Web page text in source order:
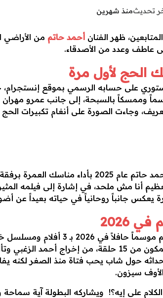
تحديثمنذ شهرين
ظهر الفنان أحمد حاتم من الأراضي
عاطف وعدد من الأصدقاء.
الحج لأول مرة
على حسابه الرسمي بموقع
وممسكاً بالسبحة، إلى جانب عمرو
وجاءت الصورة على أنغام تكبيرات
وتأتي رحلة الحج هذه بعد أن ختم أحمد
يعكس جانباً روحانياً في حياته بعيداً عن
2026
على الصعيد الفني، يعيش
2026، لكنه يحضر لمسلسل العند المكون من 15
أحداثه حول شاب يحب فتاة منذ الصغر لكنه
على إيه؟! ويشاركه البطولة آية